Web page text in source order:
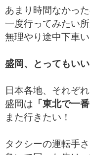
あまり時間なかっ
一度行ってみたい
無理やり途中下車
盛岡、とってもい
日本各地、それぞ
盛岡は 「東北で一
また行きたい！
タクシーの運転手